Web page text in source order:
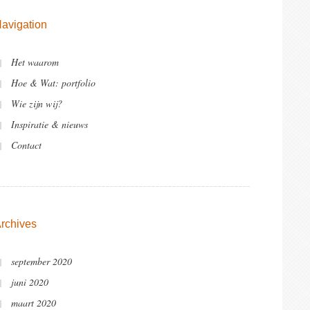
Het waarom
Hoe & Wat: portfolio
Wie zijn wij?
Inspiratie & nieuws
Contact
september 2020
juni 2020
maart 2020